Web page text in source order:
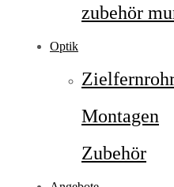
zubehör
Optik
Montagen
Zubehör